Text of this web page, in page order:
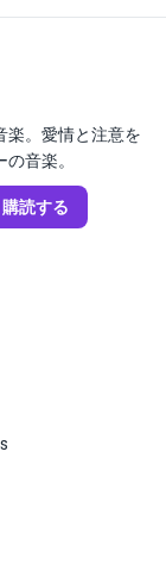
楽。愛情と注意を
音楽。
購読する